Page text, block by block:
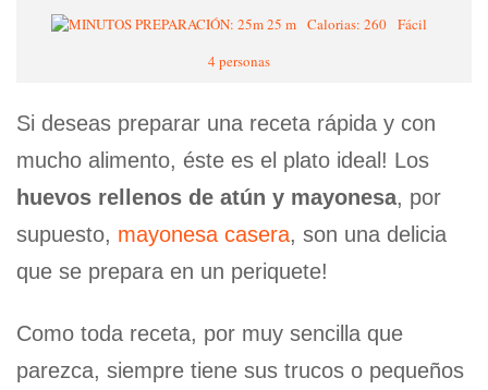
25 m Calorias: 260 Fácil
4 personas
Si deseas preparar una receta rápida y con
mucho alimento, éste es el plato ideal! Los
huevos rellenos de atún y mayonesa, por
supuesto, mayonesa casera, son una delicia
que se prepara en un periquete!
Como toda receta, por muy sencilla que
parezca, siempre tiene sus trucos o pequeños